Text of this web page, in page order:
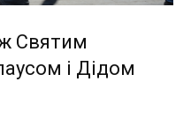
Святим
і Дідом